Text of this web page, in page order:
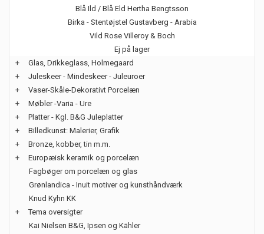
Blå Ild / Blå Eld Hertha Bengtsson
Birka - Stentøjstel Gustavberg - Arabia
Vild Rose Villeroy & Boch
Ej på lager
+
Glas, Drikkeglass, Holmegaard
+
Juleskeer - Mindeskeer - Juleuroer
+
Vaser-Skåle-Dekorativt Porcelæn
+
Møbler -Varia - Ure
+
Platter - Kgl. B&G Juleplatter
+
Billedkunst: Malerier, Grafik
+
Bronze, kobber, tin m.m.
+
Europæisk keramik og porcelæn
Fagbøger om porcelæn og glas
Grønlandica - Inuit motiver og kunsthåndværk
Knud Kyhn KK
+
Tema oversigter
Kai Nielsen B&G, Ipsen og Kähler